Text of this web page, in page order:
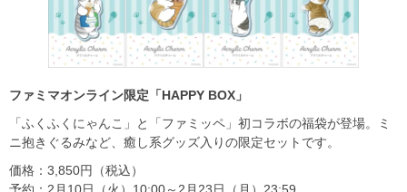
ファミマオンライン限定「HAPPY BOX」
「ふくふくにゃんこ」と「ファミッペ」初コラボの福袋が登場。ミ
ニ抱きぐるみなど、癒し系グッズ入りの限定セットです。
価格：3,850円（税込）
予約：2月10日（火）10:00～2月23日（月）23:59